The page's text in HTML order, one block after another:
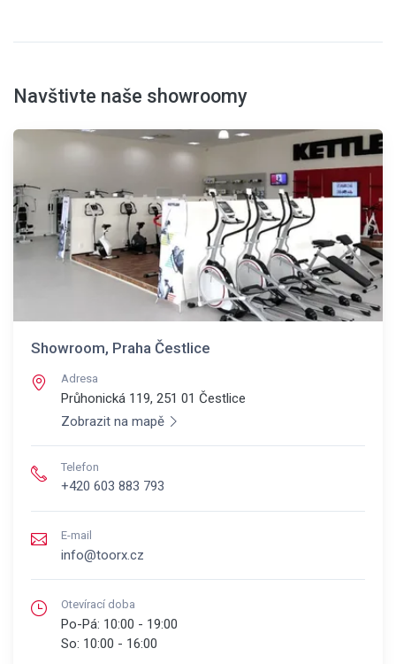
Navštivte naše showroomy
Showroom, Praha Čestlice
Adresa
Průhonická 119, 251 01 Čestlice
Zobrazit na mapě
Telefon
+420 603 883 793
E-mail
info@toorx.cz
Otevírací doba
Po-Pá: 10:00 - 19:00
So: 10:00 - 16:00